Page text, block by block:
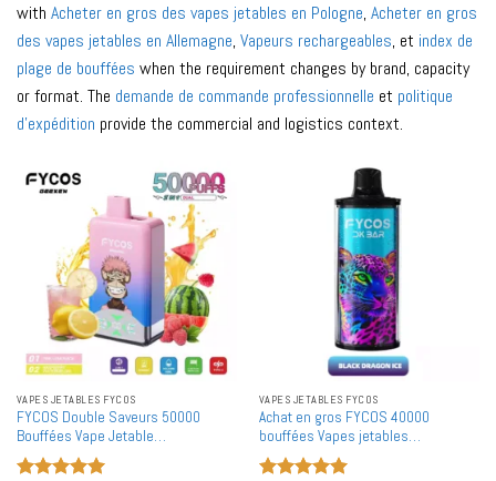
with Acheter en gros des vapes jetables en Pologne, Acheter en gros
des vapes jetables en Allemagne, Vapeurs rechargeables, et index de
plage de bouffées when the requirement changes by brand, capacity
or format. The demande de commande professionnelle et politique
d'expédition provide the commercial and logistics context.
VAPES JETABLES FYCOS
FYCOS Double Saveurs 50000
Bouffées Vape Jetable
Rechargeable Achat en Gros Bulk
VAPES JETABLES FYCOS
Achat en gros FYCOS 40000
bouffées Vapes jetables
rechargeables en gros